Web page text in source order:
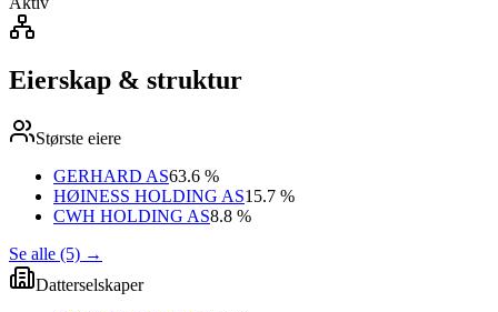
Eierskap & struktur
Største eiere
GERHARD AS63.6 %
HØINESS HOLDING AS15.7 %
CWH HOLDING AS8.8 %
Se alle (5) →
Datterselskaper